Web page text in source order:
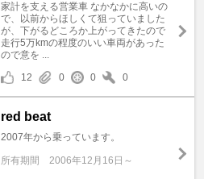
家計を支える営業車 なかなかに高いの
で、以前からほしくて狙っていました
が、下がるどころか上がってきたので
走行5万kmの程度のいい車両があった
ので意を ...
12
0 0 0
red beat
2007年から乗っています。
所有期間 2006年12月16日～